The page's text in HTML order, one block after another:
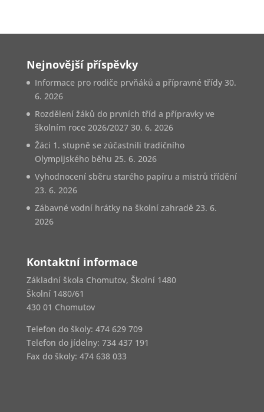
Nejnovější příspěvky
Informace pro rodiče prvňáků a přípravné třídy 30.
6. 2026
Rozdělení žáků do prvních tříd a přípravky ve
školním roce 2026/2027 30. 6. 2026
Žáci 1. stupně se zúčastnili tradičního
Olympijského běhu 25. 6. 2026
Vyhodnocení sběru starého papíru a mistrů třídění
23. 6. 2026
Zábavné vodní hrátky na školní zahradě 23. 6.
2026
Kontaktní informace
Základní škola Chomutov, Školní 1480
Školní 1480/61
430 01 Chomutov
Telefon do školy: 474 629 709
Telefon do jídelny: 734 437 191
Fax do školy: 474 638 033